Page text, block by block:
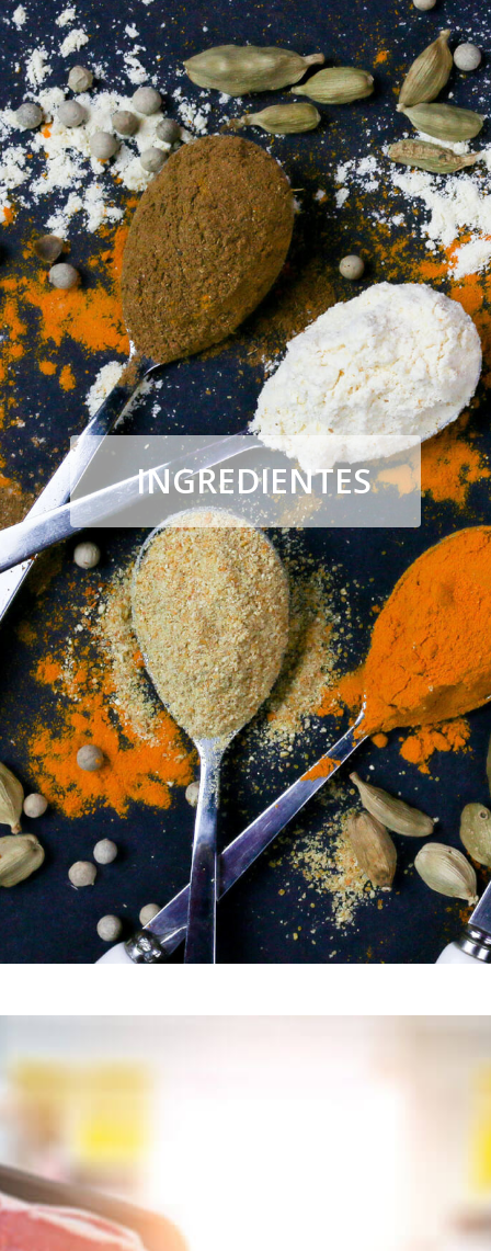
INGREDIENTES